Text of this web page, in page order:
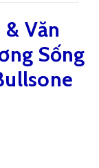
Văn
Sống